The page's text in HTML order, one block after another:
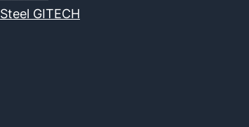
Steel GITECH